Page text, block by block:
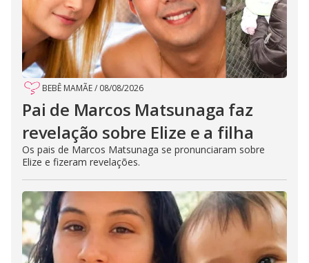
BEBÊ MAMÃE/ 08/08/2026
Pai de Marcos Matsunaga faz
revelação sobre Elize e a filha
Os pais de Marcos Matsunaga se pronunciaram sobre
Elize e fizeram revelações.